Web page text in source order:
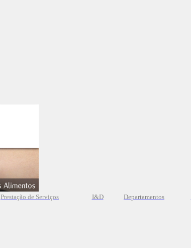
Prestação de Serviços I&D Departamentos